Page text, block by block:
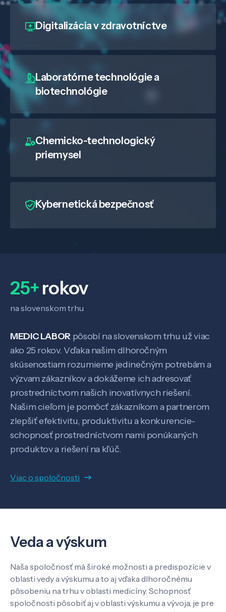
Veda a výskum
Pôsobenie
Digitalizáciav zdravotníctve
Laboratórne technológie a
biotechnológie
Chemicko-technologický
priemysel
Kybernetická bezpečnosť
25+rokov
na slovenskom trhu
MEDIC LABOR pôsobí na slovenskom trhu už viac
ako 25 rokov. Vďaka našim dlhoročným
skúsenostiam rozumieme jedinečným potrebám a
výzvam zákazníkov a dokážeme ich adresovať
prostredníctvom našich inovatívnych riešení.
Našim cieľom je pomôcť zákazníkom a partnerom
zlepšiť efektivitu, produktivitu a konkurencie-
schopnosť prostredníctvom nami ponúkaných
produktov a riešení na kľúč.
Viac o spoločnosti
Veda a výskum
Naša spoločnosť má široké možnosti a predispozície v
oblasti vedy a výskumu a to aj vďaka dlhoročnému
pôsobeniu na trhu v oblasti medicíny. Schopnosť
spoločnosti pôsobiť aj v oblasti výskumu a vývoja, je pre